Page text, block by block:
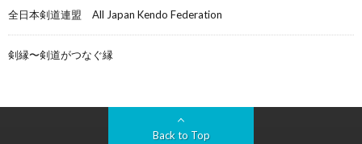
全日本剣道連盟 All Japan Kendo Federation
剣縁〜剣道がつなぐ縁
Back to Top